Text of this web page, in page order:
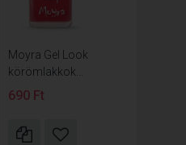
Moyra Gel Look
körömlakkok...
690 Ft